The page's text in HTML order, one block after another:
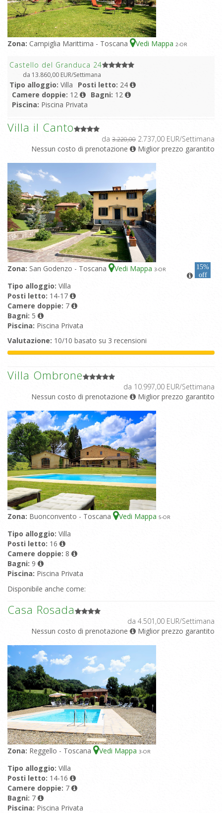
Zona: Campiglia Marittima - Toscana Vedi Mappa 2-OR
Castello del Granduca 24
da 13.860,00 EUR/Settimana
Tipo alloggio: Villa Posti letto: 24
Camere doppie: 12 Bagni: 12
Piscina: Piscina Privata
Villa il Canto
da 3.220,00 2.737,00 EUR/Settimana
Nessun costo di prenotazione
Miglior prezzo garantito
Zona: San Godenzo - Toscana Vedi Mappa 3-OR
15%
off
Tipo alloggio: Villa
Posti letto: 14-17
Camere doppie: 7
Bagni: 5
Piscina: Piscina Privata
Valutazione: 10/10 basato su 3 recensioni
Villa Ombrone
da 10.997,00 EUR/Settimana
Nessun costo di prenotazione
Miglior prezzo garantito
Zona: Buonconvento - Toscana Vedi Mappa 5-OR
Tipo alloggio: Villa
Posti letto: 16
Camere doppie: 8
Bagni: 9
Piscina: Piscina Privata
Disponibile anche come:
Casa Rosada
da 4.501,00 EUR/Settimana
Nessun costo di prenotazione
Miglior prezzo garantito
Zona: Reggello - Toscana Vedi Mappa 3-OR
Tipo alloggio: Villa
Posti letto: 14-16
Camere doppie: 7
Bagni: 7
Piscina: Piscina Privata